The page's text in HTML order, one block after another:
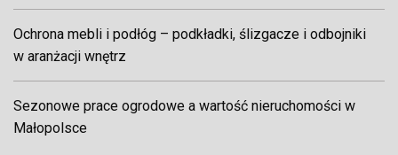
Ochrona mebli i podłóg – podkładki, ślizgacze i odbojniki
w aranżacji wnętrz
Sezonowe prace ogrodowe a wartość nieruchomości w
Małopolsce